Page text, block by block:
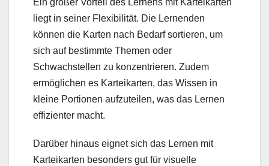
Ein großer Vorteil des Lernens mit Karteikarten
liegt in seiner Flexibilität. Die Lernenden
können die Karten nach Bedarf sortieren, um
sich auf bestimmte Themen oder
Schwachstellen zu konzentrieren. Zudem
ermöglichen es Karteikarten, das Wissen in
kleine Portionen aufzuteilen, was das Lernen
effizienter macht.
Darüber hinaus eignet sich das Lernen mit
Karteikarten besonders gut für visuelle